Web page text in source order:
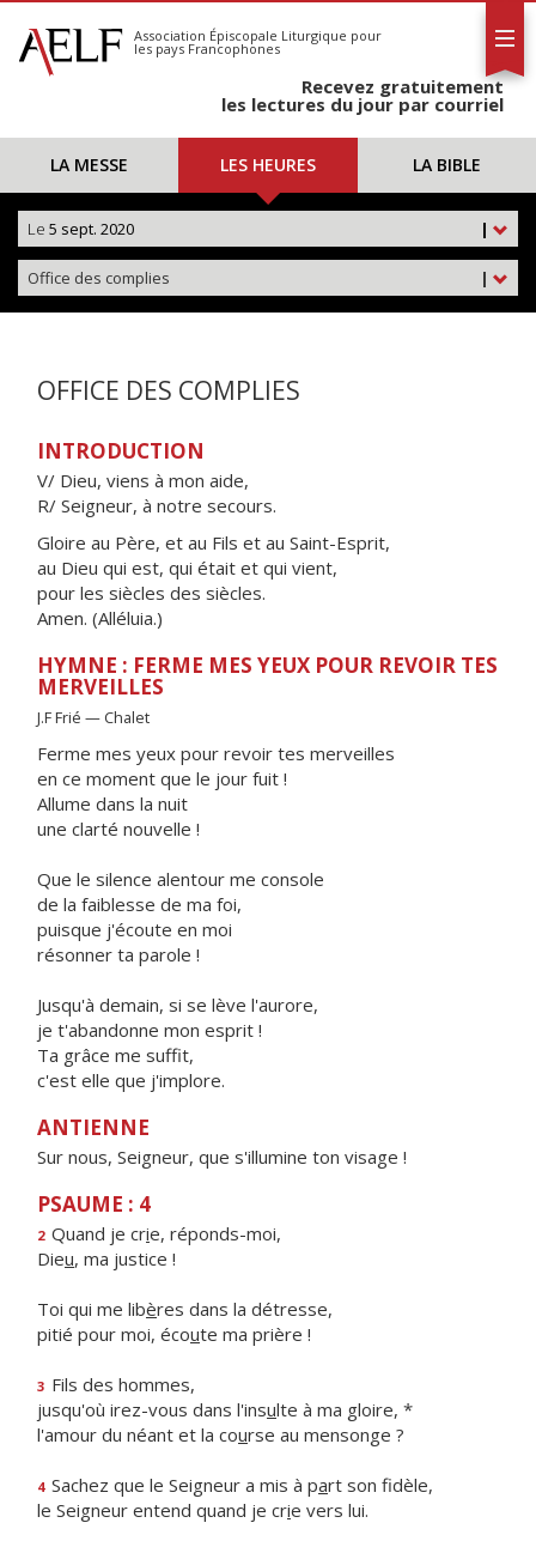
S'abonner
Calendrier
Association Épiscopale Liturgique pour
les pays Francophones
Recevez gratuitement
les lectures du jour par courriel
LA MESSE LES HEURES LA BIBLE
|
Le 5 sept. 2020
|
Office des complies
OFFICE DES COMPLIES
INTRODUCTION
V/ Dieu, viens à mon aide,
R/ Seigneur, à notre secours.
Gloire au Père, et au Fils et au Saint-Esprit,
au Dieu qui est, qui était et qui vient,
pour les siècles des siècles.
Amen. (Alléluia.)
HYMNE : FERME MES YEUX POUR REVOIR TES
MERVEILLES
J.F Frié — Chalet
Ferme mes yeux pour revoir tes merveilles
en ce moment que le jour fuit !
Allume dans la nuit
une clarté nouvelle !
Que le silence alentour me console
de la faiblesse de ma foi,
puisque j'écoute en moi
résonner ta parole !
Jusqu'à demain, si se lève l'aurore,
je t'abandonne mon esprit !
Ta grâce me suffit,
c'est elle que j'implore.
ANTIENNE
Sur nous, Seigneur, que s'illumine ton visage !
PSAUME : 4
2 Quand je crie, réponds-moi,
Dieu, ma justice !
Toi qui me libères dans la détresse,
pitié pour moi, écoute ma prière !
3 Fils des hommes,
jusqu'où irez-vous dans l'insulte à ma gloire, *
l'amour du néant et la course au mensonge ?
4 Sachez que le Seigneur a mis à part son fidèle,
le Seigneur entend quand je crie vers lui.